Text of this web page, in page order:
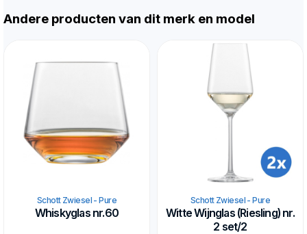
Andere producten van dit merk en model
Schott Zwiesel - Pure
Whiskyglas nr.60
Schott Zwiesel - Pure
Witte Wijnglas (Riesling) nr.
2 set/2